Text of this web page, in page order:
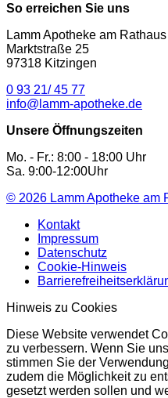
So erreichen Sie uns
Lamm Apotheke am Rathaus
Marktstraße 25
97318 Kitzingen
0 93 21/ 45 77
info@lamm-apotheke.de
Unsere Öffnungszeiten
Mo. - Fr.: 8:00 - 18:00 Uhr
Sa. 9:00-12:00Uhr
© 2026 Lamm Apotheke am
Kontakt
Impressum
Datenschutz
Cookie-Hinweis
Hinweis zu Cookies
Diese Website verwendet
zu verbessern. Wenn Sie
stimmen Sie der
zudem die Möglichkeit zu
gesetzt werden sollen und